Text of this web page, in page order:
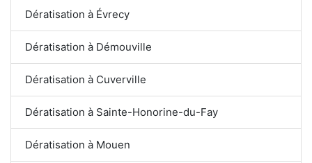
Dératisation à Évrecy
Dératisation à Démouville
Dératisation à Cuverville
Dératisation à Sainte-Honorine-du-Fay
Dératisation à Mouen